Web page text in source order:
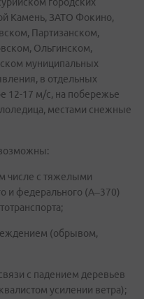
Камень, ЗАТО Фокино,
Партизанском,
Ольгинском,
муниципальных
в отдельных
12-17 м/с, на побережье
местами снежные
числе с тяжелыми
и федерального (А–370)
(обрывом,
с падением деревьев
усилении ветра);